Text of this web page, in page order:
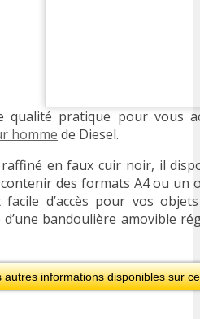
qualité pratique pour vous
homme de Diesel.
en faux cuir noir, il
des formats A4 ou un
facile d’accès pour vos
d’une bandoulière amovible
autres informations disponibles sur